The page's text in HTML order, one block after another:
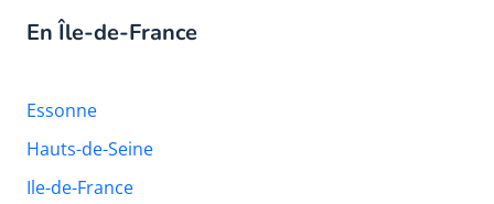
En Île-de-France
Essonne
Hauts-de-Seine
Ile-de-France